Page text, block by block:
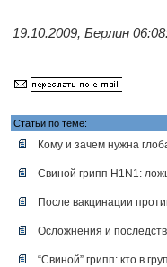
19.10.2009, Берлин
Статьи по теме:
Кому и зачем нужна
Свиной грипп H1N1:
После вакцинации
Осложнения и
“Свиной” грипп: кто в